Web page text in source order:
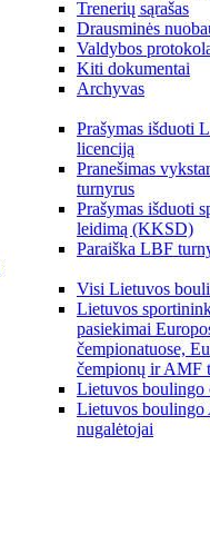
Trenerių sąrašas
Drausminės
Valdybos
Kiti dokumentai
Archyvas
Prašymas išduoti
licenciją
Pranešimas
turnyrus
Prašymas išduoti
leidimą (KKSD)
Paraiška LBF
Visi Lietuvos
Lietuvos
pasiekimai
čempionatuose,
čempionų ir AMF
Lietuvos boulingo
Lietuvos boulingo
nugalėtojai